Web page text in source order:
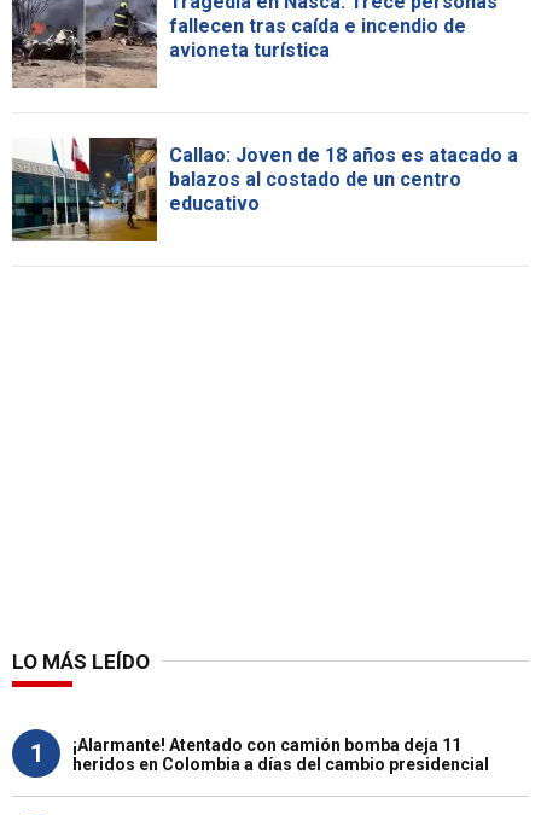
fallecen tras caída e incendio de
avioneta turística
Callao: Joven de 18 años es atacado a
balazos al costado de un centro
educativo
LO MÁS LEÍDO
1
¡Alarmante! Atentado con camión bomba deja 11
heridos en Colombia a días del cambio presidencial